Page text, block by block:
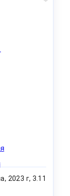
2023 г, 3.11